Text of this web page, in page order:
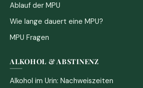
Ablauf der MPU
Wie lange dauert eine MPU?
MPU Fragen
ALKOHOL & ABSTINENZ
Alkohol im Urin: Nachweiszeiten